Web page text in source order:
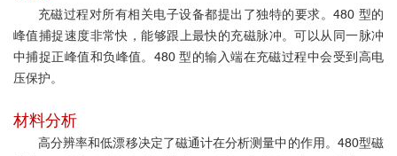
充磁过程对所有相关电子设备都提出了独特的要求。480 型的
峰值捕捉速度非常快，能够跟上最快的充磁脉冲。可以从同一脉冲
中捕捉正峰值和负峰值。480 型的输入端在充磁过程中会受到高电
压保护。
材料分析
高分辨率和低漂移决定了磁通计在分析测量中的作用。480型磁